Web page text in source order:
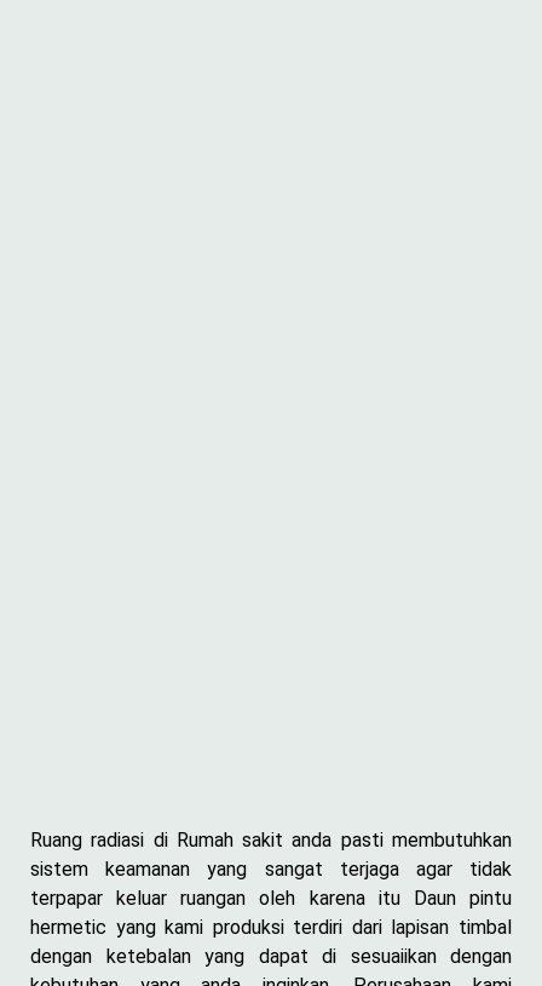
Ruang radiasi di Rumah sakit anda pasti membutuhkan
sistem keamanan yang sangat terjaga agar tidak
terpapar keluar ruangan oleh karena itu Daun pintu
hermetic yang kami produksi terdiri dari lapisan timbal
dengan ketebalan yang dapat di sesuaiikan dengan